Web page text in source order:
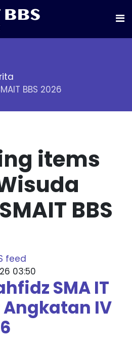
BBS 2026
items
BBS
feed
03:50
SMA IT
Angkatan IV